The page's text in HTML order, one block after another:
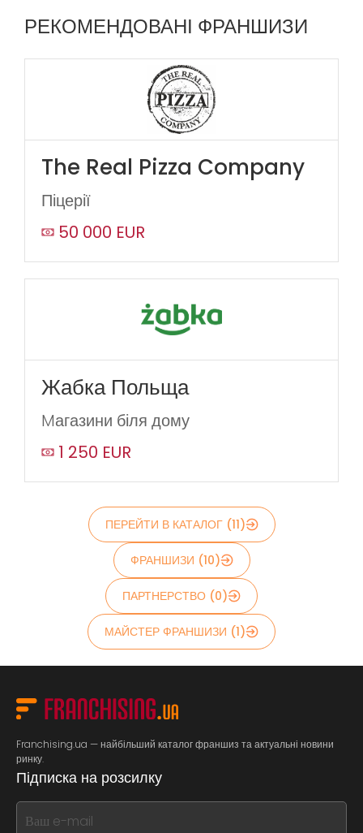
РЕКОМЕНДОВАНІ ФРАНШИЗИ
The Real Pizza Company
Піцерії
50 000 EUR
Жабка Польща
Mагазини біля дому
1 250 EUR
ПЕРЕЙТИ В КАТАЛОГ (11)
ФРАНШИЗИ (10)
ПАРТНЕРСТВО (0)
МАЙСТЕР ФРАНШИЗИ (1)
Franchising.ua — найбільший каталог франшиз та актуальні новини
ринку.
Підписка на розсилку
If